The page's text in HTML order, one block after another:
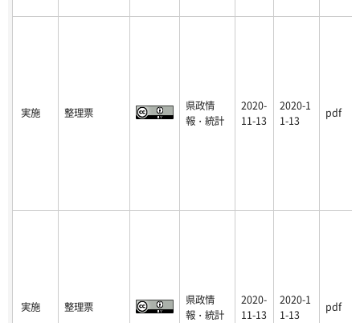
実施 整理票
県政情
報・統計
2020-
11-13
2020-1
1-13
pdf
実施 整理票
県政情
報・統計
2020-
11-13
2020-1
1-13
pdf